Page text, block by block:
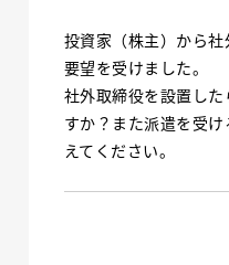
投資家（株主）から
要望を受けました。
社外取締役を設置し
すか？また派遣を受
えてください。